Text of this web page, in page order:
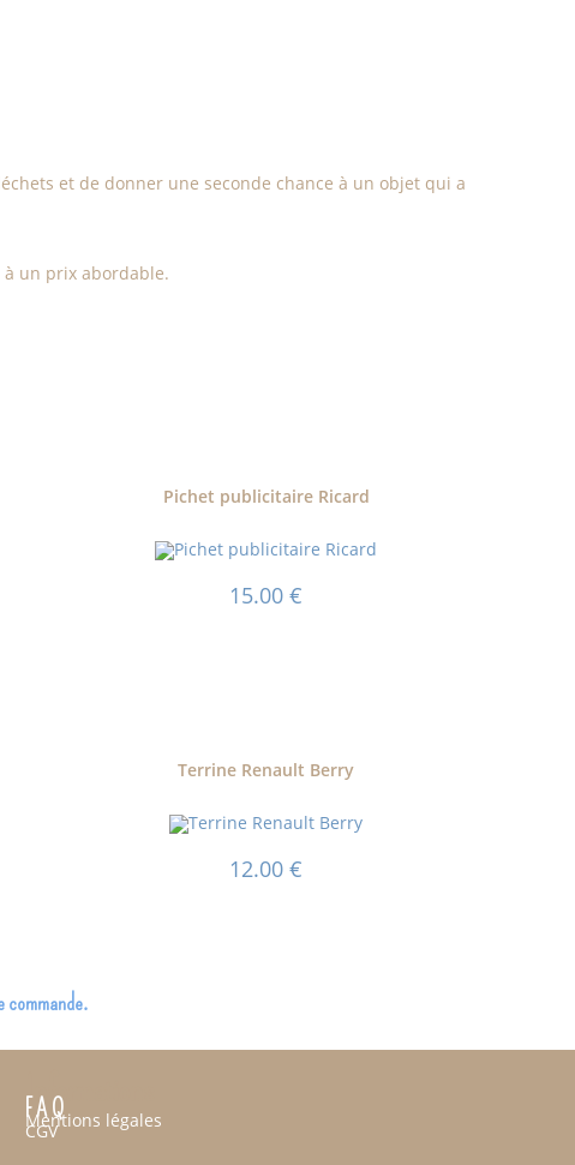
et de donner une seconde chance à un objet qui a
à un prix abordable.
Pichet publicitaire Ricard
15.00€
Terrine Renault Berry
12.00€
commande.
Informations
F A Q
Mentions légales
CGV